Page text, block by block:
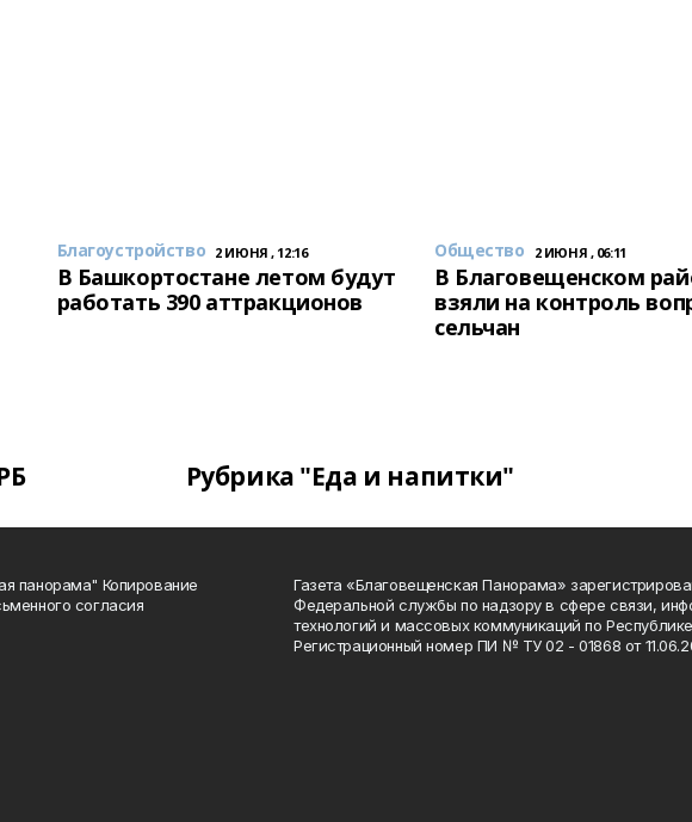
Благоустройство 2 ИЮНЯ , 12:16
В Башкортостане летом будут
работать 390 аттракционов
Общество 2 ИЮНЯ , 06:11
В Благовещенском
взяли на контроль
сельчан
Рубрика "Еда и напитки"
панорама" Копирование
согласия
Газета «Благовещенская Панорама»
Федеральной службы по надзору в сфере связи,
технологий и массовых коммуникаций по
Регистрационный номер ПИ № ТУ 02 - 01868 от